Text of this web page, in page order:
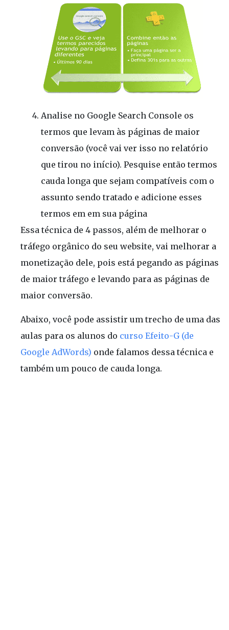
Analise no Google Search Console os
termos que levam às páginas de maior
conversão (você vai ver isso no relatório
que tirou no início). Pesquise então termos
cauda longa que sejam compatíveis com o
assunto sendo tratado e adicione esses
termos em em sua página
Essa técnica de 4 passos, além de melhorar o
tráfego orgânico do seu website, vai melhorar a
monetização dele, pois está pegando as páginas
de maior tráfego e levando para as páginas de
maior conversão.
Abaixo, você pode assistir um trecho de uma das
aulas para os alunos do curso Efeito-G (de
Google AdWords) onde falamos dessa técnica e
também um pouco de cauda longa.